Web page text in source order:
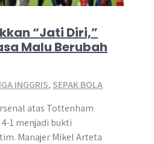
“Jati Diri,”
Malu Berubah
INGGRIS, SEPAK BOLA
atas Tottenham
1 menjadi bukti
Manajer Mikel Arteta